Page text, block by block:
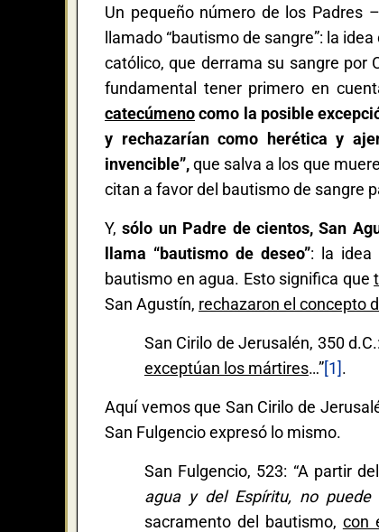
Un pequeño número de los Padres
llamado “bautismo de sangre”: la
católico, que derrama su sangre por
fundamental tener primero en
catecúmenocomo la posible
y rechazarían como herética y
invencible”,que salva a los que
citan a favor del bautismo de sangre
Y,sólo un Padre de cientos, San
llama “bautismo de deseo”: la idea
bautismo en agua. Esto significa que
San Agustín, rechazaron el concepto
San Cirilo de Jerusalén, 350 d.C.:
exceptúan los mártires…”[1].
Aquí vemos que San Cirilo de
San Fulgencio expresó lo mismo.
San Fulgencio, 523: “A partir
agua y del Espíritu, no
sacramento del bautismo, con